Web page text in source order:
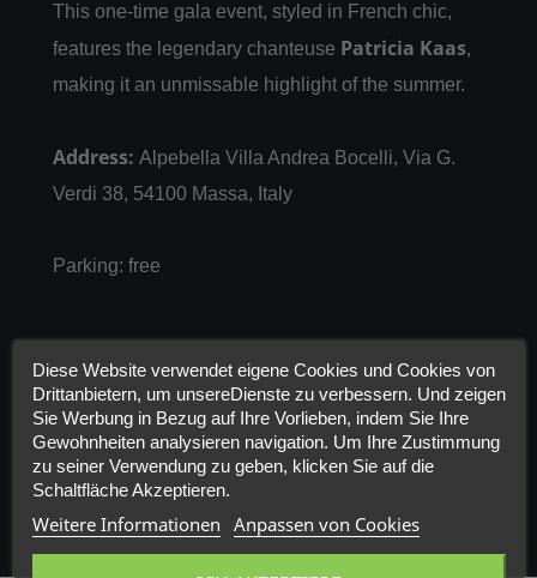
This one-time gala event, styled in French chic,
features the legendary chanteuse Patricia Kaas,
making it an unmissable highlight of the summer.
Address:Alpebella Villa Andrea Bocelli, Via G.
Verdi 38, 54100 Massa, Italy
Parking: free
Diese Website verwendet eigene Cookies und Cookies von
Drittanbietern, um unsereDienste zu verbessern. Und zeigen
Sie Werbung in Bezug auf Ihre Vorlieben, indem Sie Ihre
Gewohnheiten analysieren navigation. Um Ihre Zustimmung
zu seiner Verwendung zu geben, klicken Sie auf die
Schaltfläche Akzeptieren.
Weitere Informationen Anpassen von Cookies